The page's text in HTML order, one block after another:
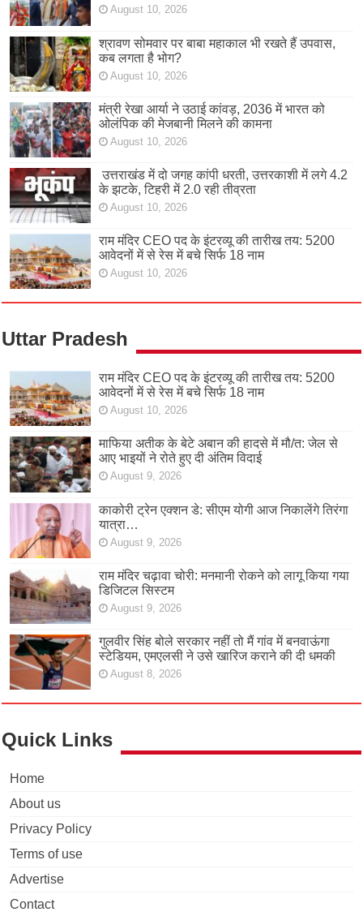
August 10, 2026
श्रावण सोमवार पर बाबा महाकाल भी रखते हैं उपवास,
कब लगता है भोग?
August 10, 2026
मंत्री रेखा आर्या ने उठाई कांवड़, 2036 में भारत को
ओलंपिक की मेजबानी मिलने की कामना
August 10, 2026
उत्तराखंड में दो जगह कांपी धरती, उत्तरकाशी में लगे 4.2
के झटके, टिहरी में 2.0 रही तीव्रता
August 10, 2026
राम मंदिर CEO पद के इंटरव्यू की तारीख तय: 5200
आवेदनों में से रेस में बचे सिर्फ 18 नाम
August 10, 2026
Uttar Pradesh
राम मंदिर CEO पद के इंटरव्यू की तारीख तय: 5200
आवेदनों में से रेस में बचे सिर्फ 18 नाम
August 10, 2026
माफिया अतीक के बेटे अबान की हादसे में मौ/त: जेल से
आए भाइयों ने रोते हुए दी अंतिम विदाई
August 9, 2026
काकोरी ट्रेन एक्शन डे: सीएम योगी आज निकालेंगे तिरंगा
यात्रा…
August 9, 2026
राम मंदिर चढ़ावा चोरी: मनमानी रोकने को लागू किया गया
डिजिटल सिस्टम
August 9, 2026
गुलवीर सिंह बोले सरकार नहीं तो मैं गांव में बनवाऊंगा
स्टेडियम, एमएलसी ने उसे खारिज कराने की दी धमकी
August 8, 2026
Quick Links
Home
About us
Privacy Policy
Terms of use
Advertise
Contact